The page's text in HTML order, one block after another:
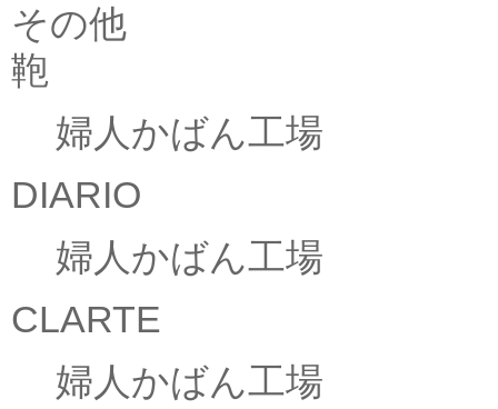
その他
鞄
婦人かばん工場
DIARIO
婦人かばん工場
CLARTE
婦人かばん工場